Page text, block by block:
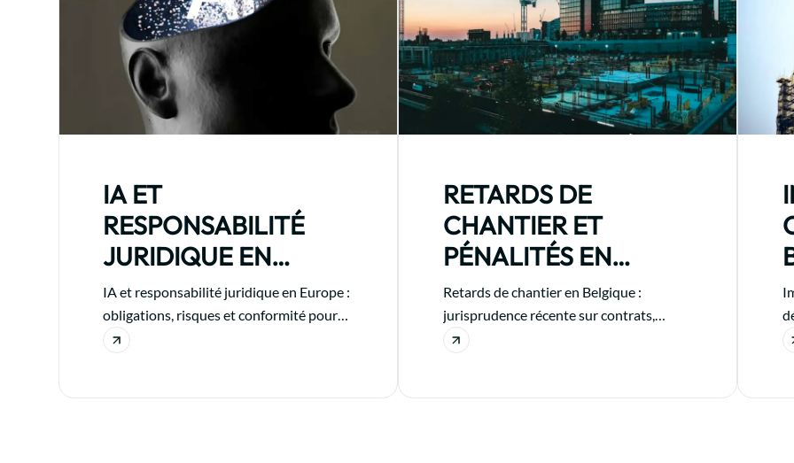
IA ET
RESPONSABILITÉ
JURIDIQUE EN
EUROPE POUR LES
ENTREPRISES
IA et responsabilité juridique en Europe :
obligations, risques et conformité pour
les entreprises utilisant l’intelligence
RETARDS DE
CHANTIER ET
PÉNALITÉS EN
BELGIQUE
Retards de chantier en Belgique :
jurisprudence récente sur contrats,
pénalités et responsabilité en Belgique et